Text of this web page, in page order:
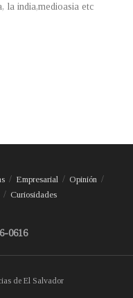
la india,medioasia etc
Empresarial
Opinión
Curiosidades
0616
de El Salvador